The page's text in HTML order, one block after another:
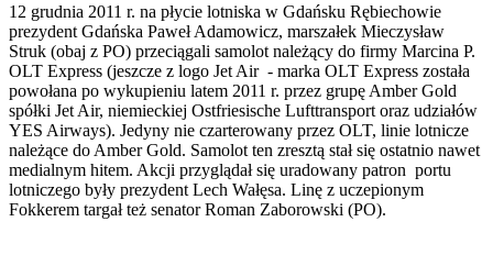
12 grudnia 2011 r. na płycie lotniska w Gdańsku Rębiechowie
prezydent Gdańska Paweł Adamowicz, marszałek Mieczysław
Struk (obaj z PO) przeciągali samolot należący do firmy Marcina P.
OLT Express (jeszcze z logo Jet Air - marka OLT Express została
powołana po wykupieniu latem 2011 r. przez grupę Amber Gold
spółki Jet Air, niemieckiej Ostfriesische Lufttransport oraz udziałów
YES Airways). Jedyny nie czarterowany przez OLT, linie lotnicze
należące do Amber Gold. Samolot ten zresztą stał się ostatnio nawet
medialnym hitem. Akcji przyglądał się uradowany patron portu
lotniczego były prezydent Lech Wałęsa. Linę z uczepionym
Fokkerem targał też senator Roman Zaborowski (PO).